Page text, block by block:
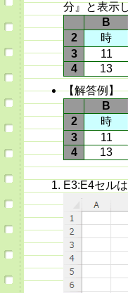
分』と表示
B
2
時
3
11
4
13
【解答例】
B
2
時
3
11
4
13
E3:E4セル